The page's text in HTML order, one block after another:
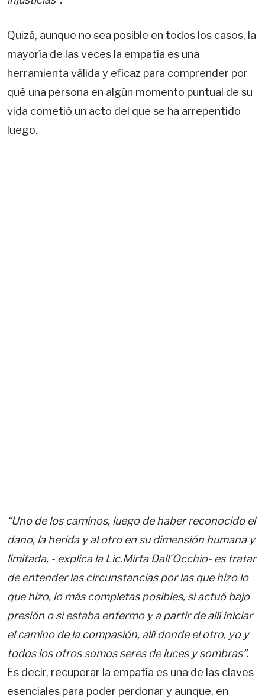
Quizá, aunque no sea posible en todos los casos, la
mayoría de las veces la empatía es una
herramienta válida y eficaz para comprender por
qué una persona en algún momento puntual de su
vida cometió un acto del que se ha arrepentido
luego.
“Uno de los caminos, luego de haber reconocido el
daño, la herida y al otro en su dimensión humana y
limitada, - explica la Lic.Mirta Dall´Occhio- es tratar
de entender las circunstancias por las que hizo lo
que hizo, lo más completas posibles, si actuó bajo
presión o si estaba enfermo y a partir de allí iniciar
el camino de la compasión, allí donde el otro, yo y
todos los otros somos seres de luces y sombras”.
Es decir, recuperar la empatía es una de las claves
esenciales para poder perdonar y aunque, en